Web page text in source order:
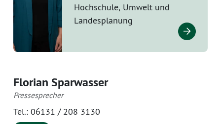
Hochschule, Umwelt und
Landesplanung
Florian Sparwasser
Pressesprecher
Tel.: 06131 / 208 3130